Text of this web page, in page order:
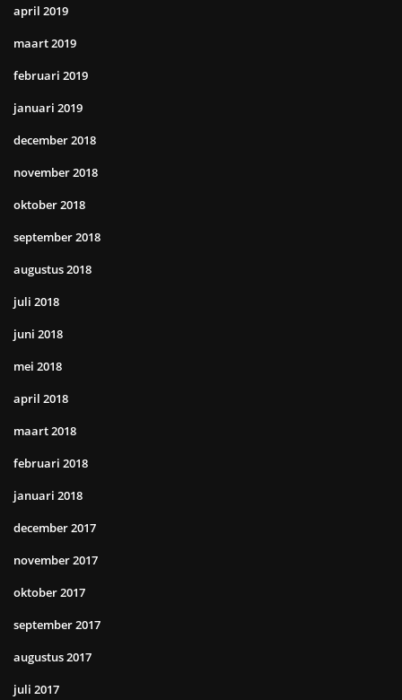
april 2019
maart 2019
februari 2019
januari 2019
december 2018
november 2018
oktober 2018
september 2018
augustus 2018
juli 2018
juni 2018
mei 2018
april 2018
maart 2018
februari 2018
januari 2018
december 2017
november 2017
oktober 2017
september 2017
augustus 2017
juli 2017